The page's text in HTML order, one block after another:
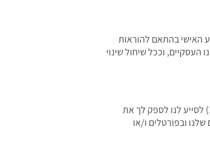
האישי בהתאם להוראות
וככל שיחול שינוי
אנו עשויים לשתף מידע, לרבות מידע אישי, עם ספקי שירות וצדדים שלישיים אחרים ("ספקי צד ג'") אשר עשויים להשתמש במידע כדי (1) לסייע לנו לספק לך את
האישיות בפורטלים שלנו ובפורטלים ו/או